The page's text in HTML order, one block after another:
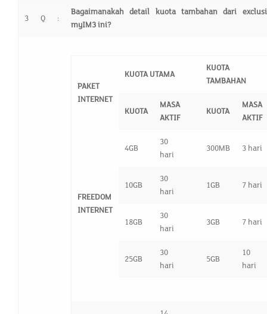
3 Q :
Bagaimanakah detail kuota tambahan dari
myIM3 ini?
PAKET
INTERNET
KUOTA UTAMA
KUOTA
TAMBAHAN
KUOTA
MASA
AKTIF
KUOTA
MASA
AKTIF
FREEDOM
INTERNET
4GB
30
hari
300MB 3 hari
10GB
30
hari
1GB 7 hari
18GB
30
hari
3GB 7 hari
25GB
30
hari
5GB
10
hari